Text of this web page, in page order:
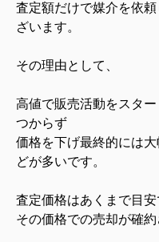
査定額だけで媒介を依
ざいます。
その理由として、
高値で販売活動をスタ
つからず
価格を下げ最終的には
どが多いです。
査定価格はあくまで目安
その価格での売却が確